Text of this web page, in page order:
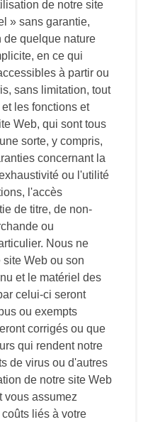
de notre site
» sans garantie,
de quelque nature
en ce qui
à partir ou
sans limitation, tout
les fonctions et
Web, qui sont tous
sorte, y compris,
concernant la
ou l'utilité
l'accès
de titre, de non-
ou
Nous ne
Web ou son
et le matériel des
celui-ci seront
ou exempts
corrigés ou que
qui rendent notre
de virus ou d'autres
de notre site Web
vous assumez
liés à votre